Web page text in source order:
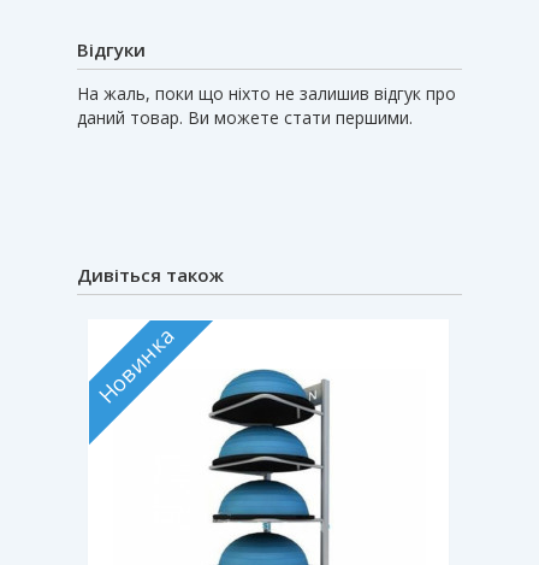
Відгуки
На жаль, поки що ніхто не залишив відгук про
даний товар. Ви можете стати першими.
Дивіться також
Новинка